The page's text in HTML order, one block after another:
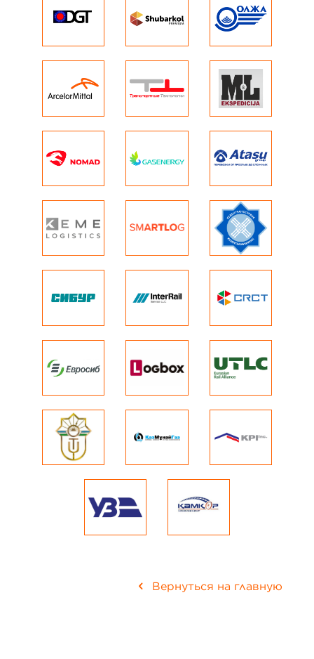
Вернуться на главную